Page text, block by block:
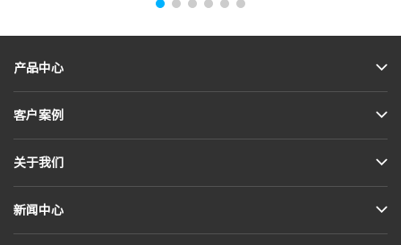
产品中心
客户案例
关于我们
新闻中心